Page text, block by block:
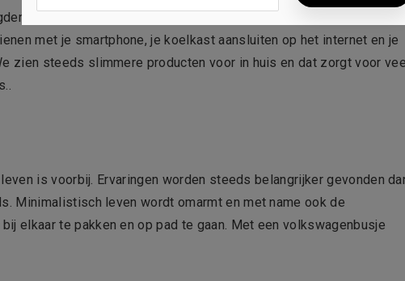
uit onze woningen. Steeds meer artikelen worden ook op
met je smartphone, je koelkast aansluiten op het internet en je
zien steeds slimmere producten voor in huis en dat zorgt voor
is voorbij. Ervaringen worden steeds belangrijker gevonden
Minimalistisch leven wordt omarmt en met name ook de
elkaar te pakken en op pad te gaan. Met een volkswagenbusje